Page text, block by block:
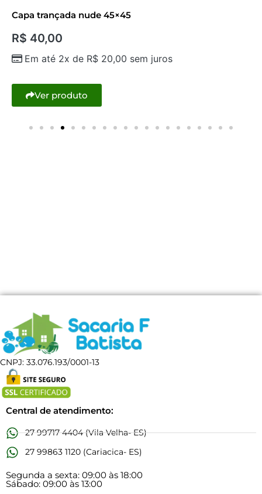
Capa trançada nude 45×45
R$ 40,00
Em até 2x de R$ 20,00 sem juros
Ver produto
CNPJ: 33.076.193/0001-13
Central de atendimento:
27 99717 4404 (Vila Velha- ES)
27 99863 1120 (Cariacica- ES)
Segunda a sexta: 09:00 às 18:00
Sábado: 09:00 às 13:00